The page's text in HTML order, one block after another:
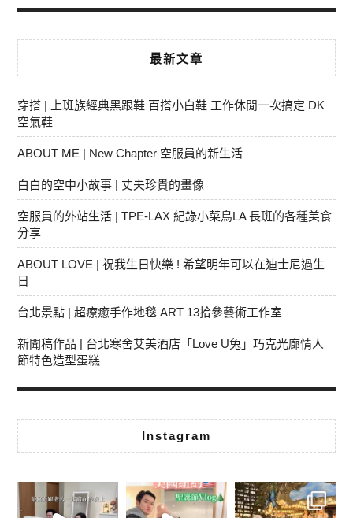
最新文章
穿搭 | 上班族經典黑跟鞋 百搭小白鞋 工作休閒一次搞定 DK
空氣鞋
ABOUT ME | New Chapter 空服員的新生活
白白的空中小故事 | 丈夫珍貴的畫像
空服員的外站生活 | TPE-LAX 紀錄小菜鳥LA 長班的各種美食
分享
ABOUT LOVE | 祝我生日快樂 ! 希望明年可以在迪士尼過生
日
台北景點 | 超療癒手作地毯 ART 13拾參藝術工作室
新聞稿作品 | 台北寒舍艾美酒店「Love U兔」巧克光廊情人
節特色造型蛋糕
Instagram